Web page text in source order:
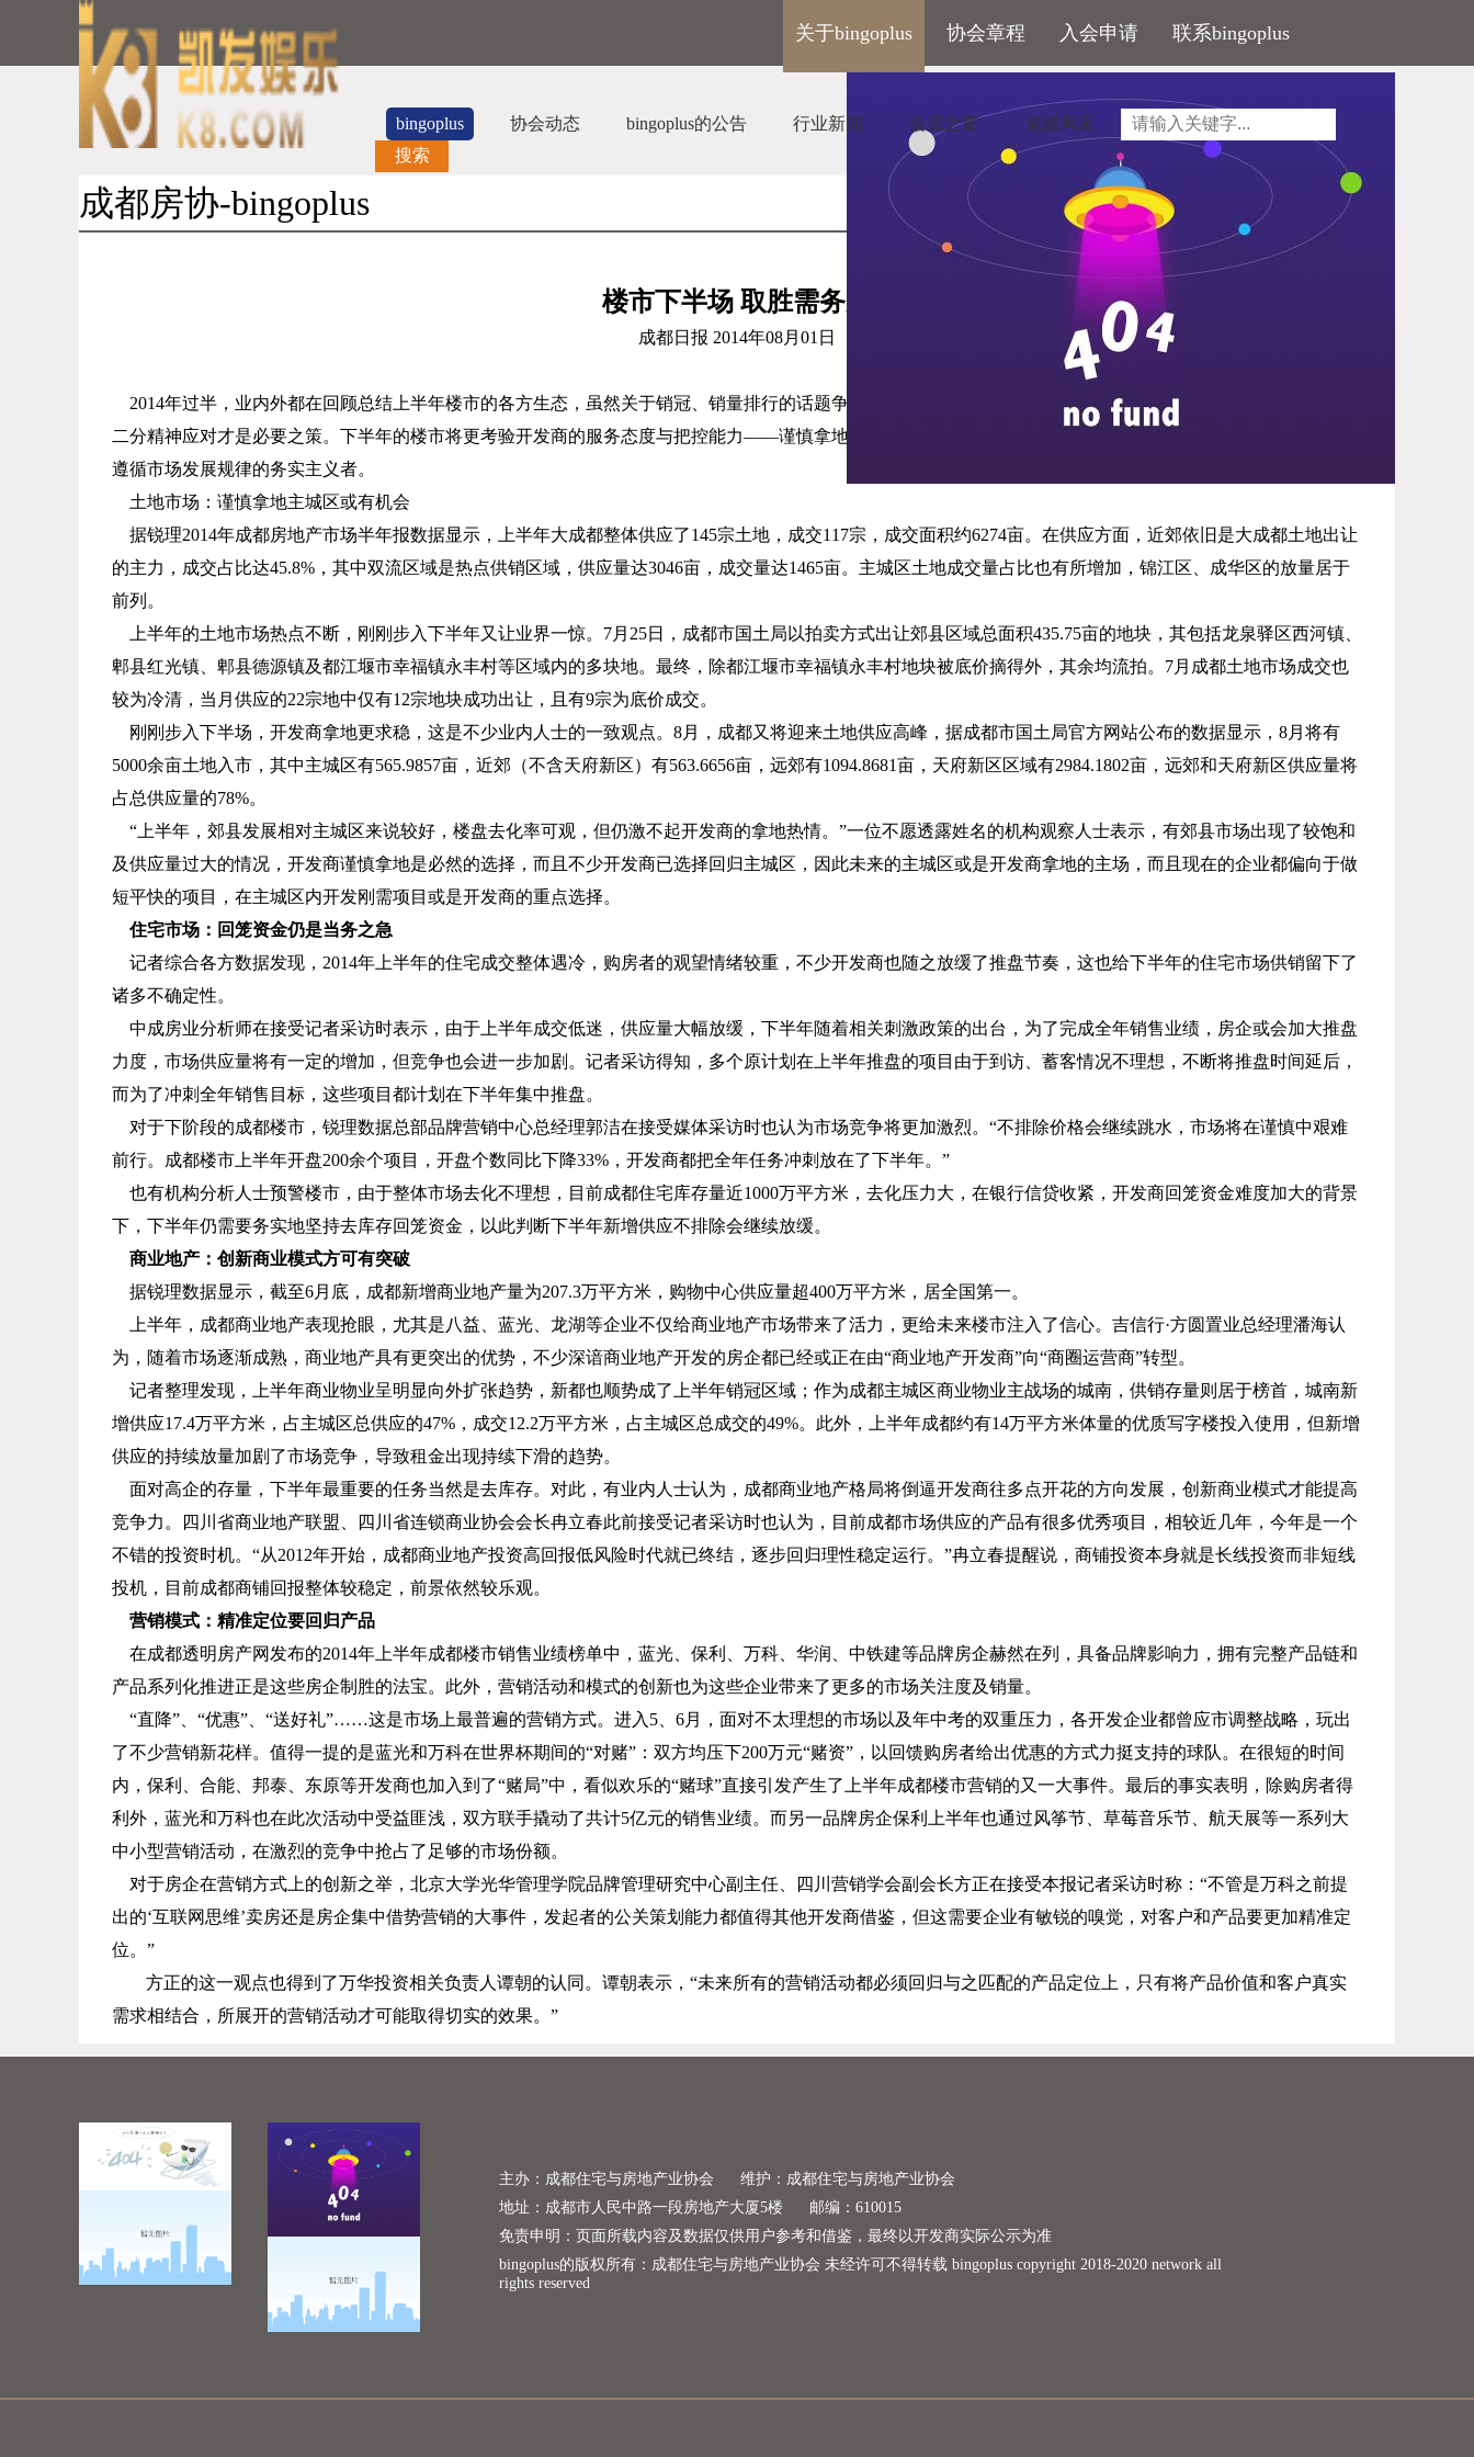
关于bingoplus 协会章程 入会申请 联系bingoplus
bingoplus 协会动态 bingoplus的公告 行业新闻 会员之窗
党建风采
搜索
成都房协-bingoplus
楼市下半场 取胜需务实
成都日报 2014年08月 01 日
2014年过半，业内外都在回顾总结上半年楼市的各方生态，虽然关于销冠、销量排行的话题争论不断，但我们都得面对一个现实：楼市下半场已经开打，打起十
二分精神应对才是必要之策。下半年的楼市将更考验开发商的服务态度与把控能力——谨慎拿地、走量为上、创新模式、营销求真……相信真正的赢家，必是严格
遵循市场发展规律的务实主义者。
土地市场：谨慎拿地主城区或有机会
据锐理2014年成都房地产市场半年报数据显示，上半年大成都整体供应了145宗土地，成交117宗，成交面积约6274亩。在供应方面，近郊依旧是大成都土地出让
的主力，成交占比达45.8% ，其中双流区域是热点供销区域，供应量达3046亩，成交量达1465亩。主城区土地成交量占比也有所增加，锦江区、成华区的放量居于
前列。
上半年的土地市场热点不断，刚刚步入下半年又让业界一惊。 7月 25日，成都市国土局以拍卖方式出让郊县区域总面积435.75亩的地块，其包括龙泉驿区西河镇、
郫县红光镇、郫县德源镇及都江堰市幸福镇永丰村等区域内的多块地。最终，除都江堰市幸福镇永丰村地块被底价摘得外，其余均流拍。 7月成都土地市场成交也
较为冷清，当月供应的22宗地中仅有12宗地块成功出让，且有9宗为底价成交。
刚刚步入下半场，开发商拿地更求稳，这是不少业内人士的一致观点。 8月，成都又将迎来土地供应高峰，据成都市国土局官方网站公布的数据显示， 8月将有
5000余亩土地入市，其中主城区有565.9857亩，近郊（不含天府新区）有563.6656亩，远郊有1094.8681亩，天府新区区域有2984.1802亩，远郊和天府新区供应量将
占总供应量的78%。
“上半年，郊县发展相对主城区来说较好，楼盘去化率可观，但仍激不起开发商的拿地热情。”一位不愿透露姓名的机构观察人士表示，有郊县市场出现了较饱和
及供应量过大的情况，开发商谨慎拿地是必然的选择，而且不少开发商已选择回归主城区，因此未来的主城区或是开发商拿地的主场，而且现在的企业都偏向于做
短平快的项目，在主城区内开发刚需项目或是开发商的重点选择。
住宅市场：回笼资金仍是当务之急
记者综合各方数据发现， 2014年上半年的住宅成交整体遇冷，购房者的观望情绪较重，不少开发商也随之放缓了推盘节奏，这也给下半年的住宅市场供销留下了
诸多不确定性。
中成房业分析师在接受记者采访时表示，由于上半年成交低迷，供应量大幅放缓，下半年随着相关刺激政策的出台，为了完成全年销售业绩，房企或会加大推盘
力度，市场供应量将有一定的增加，但竞争也会进一步加剧。记者采访得知，多个原计划在上半年推盘的项目由于到访、蓄客情况不理想，不断将推盘时间延后，
而为了冲刺全年销售目标，这些项目都计划在下半年集中推盘。
对于下阶段的成都楼市，锐理数据总部品牌营销中心总经理郭洁在接受媒体采访时也认为市场竞争将更加激烈。“不排除价格会继续跳水，市场将在谨慎中艰难
前行。成都楼市上半年开盘200余个项目，开盘个数同比下降33% ，开发商都把全年任务冲刺放在了下半年。”
也有机构分析人士预警楼市，由于整体市场去化不理想，目前成都住宅库存量近1000万平方米，去化压力大，在银行信贷收紧，开发商回笼资金难度加大的背景
下，下半年仍需要务实地坚持去库存回笼资金，以此判断下半年新增供应不排除会继续放缓。
商业地产：创新商业模式方可有突破
据锐理数据显示，截至6月底，成都新增商业地产量为207.3万平方米，购物中心供应量超400万平方米，居全国第一。
上半年，成都商业地产表现抢眼，尤其是八益、蓝光、龙湖等企业不仅给商业地产市场带来了活力，更给未来楼市注入了信心。吉信行·方圆置业总经理潘海认
为，随着市场逐渐成熟，商业地产具有更突出的优势，不少深谙商业地产开发的房企都已经或正在由“商业地产开发商”向“商圈运营商”转型。
记者整理发现，上半年商业物业呈明显向外扩张趋势，新都也顺势成了上半年销冠区域；作为成都主城区商业物业主战场的城南，供销存量则居于榜首，城南新
增供应17.4万平方米，占主城区总供应的47% ，成交12.2万平方米，占主城区总成交的49%。此外，上半年成都约有14万平方米体量的优质写字楼投入使用，但新增
供应的持续放量加剧了市场竞争，导致租金出现持续下滑的趋势。
面对高企的存量，下半年最重要的任务当然是去库存。对此，有业内人士认为，成都商业地产格局将倒逼开发商往多点开花的方向发展，创新商业模式才能提高
竞争力。四川省商业地产联盟、四川省连锁商业协会会长冉立春此前接受记者采访时也认为，目前成都市场供应的产品有很多优秀项目，相较近几年，今年是一个
不错的投资时机。“从2012年开始，成都商业地产投资高回报低风险时代就已终结，逐步回归理性稳定运行。”冉立春提醒说，商铺投资本身就是长线投资而非短线
投机，目前成都商铺回报整体较稳定，前景依然较乐观。
营销模式：精准定位要回归产品
在成都透明房产网发布的2014年上半年成都楼市销售业绩榜单中，蓝光、保利、万科、华润、中铁建等品牌房企赫然在列，具备品牌影响力，拥有完整产品链和
产品系列化推进正是这些房企制胜的法宝。此外，营销活动和模式的创新也为这些企业带来了更多的市场关注度及销量。
“直降”、“优惠”、“送好礼”……这是市场上最普遍的营销方式。进入 5 6月，面对不太理想的市场以及年中考的双重压力，各开发企业都曾应市调整战略，玩出
了不少营销新花样。值得一提的是蓝光和万科在世界杯期间的“对赌”：双方均压下200万元“赌资”，以回馈购房者给出优惠的方式力挺支持的球队。在很短的时间
内，保利、合能、邦泰、东原等开发商也加入到了“赌局”中，看似欢乐的“赌球”直接引发产生了上半年成都楼市营销的又一大事件。最后的事实表明，除购房者得
利外，蓝光和万科也在此次活动中受益匪浅，双方联手撬动了共计5亿元的销售业绩。而另一品牌房企保利上半年也通过风筝节、草莓音乐节、航天展等一系列大
中小型营销活动，在激烈的竞争中抢占了足够的市场份额。
对于房企在营销方式上的创新之举，北京大学光华管理学院品牌管理研究中心副主任、四川营销学会副会长方正在接受本报记者采访时称：“不管是万科之前提
出的‘互联网思维’卖房还是房企集中借势营销的大事件，发起者的公关策划能力都值得其他开发商借鉴，但这需要企业有敏锐的嗅觉，对客户和产品要更加精准定
位。”
方正的这一观点也得到了万华投资相关负责人谭朝的认同。谭朝表示，“未来所有的营销活动都必须回归与之匹配的产品定位上，只有将产品价值和客户真实
需求相结合，所展开的营销活动才可能取得切实的效果。”
主办：成都住宅与房地产业协会
维护：成都住宅与房地产业协会
地址：成都市人民中路一段房地产大厦5楼
邮编：610015
免责申明：页面所载内容及数据仅供用户参考和借鉴，最终以开发商实际公示为准
bingoplus的版权所有：成都住宅与房地产业协会 未经许可不得转载 bingoplus copyright 2018-2020 network all
rights reserved